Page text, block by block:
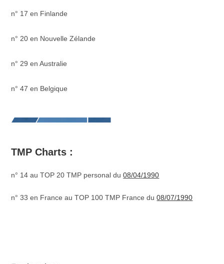
n° 17 en Finlande
n° 20 en Nouvelle Zélande
n° 29 en Australie
n° 47 en Belgique
TMP Charts :
n° 14 au TOP 20 TMP personal du08/04/1990
n° 33 en France au TOP 100 TMP France du08/07/1990